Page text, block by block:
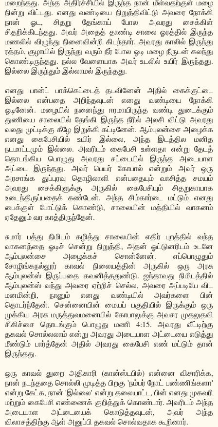
மறைந்தது. அந்த அதிர்ச்சியில் இருந்த நான் மீள்வதற்குள் மழை
நின்று விட்டது. எனது வண்டியை நிறுத்திவிட்டு அவரை நோக்கி
நான் ஓட, சிதறு தேங்காய் போல அவரது சைக்கிள்
சிதறிக்கிடந்தது. அவர் அதைத் தாண்டி சாலை ஓரத்தில் இருந்த
மணலில் விழுந்து நினைவின்றி கிடந்தார். அவரது காலில் இருந்து
ரத்தம், குழாயில் இருந்து வரும் நீர் போல ஓடி மழை நீருடன் கலந்து
கொண்டிருந்தது. நல்ல வேளையாக அவர் உடலில் உயிர் இருந்தது.
இல்லை இருந்தும் இல்லாமல் இருந்தது.
எனது பான்ட் பாக்கெட்டைத் தடவினேன் அதில் கைக்குட்டை
இல்லை என்பதை அறிந்தவுடன் எனது வண்டியை நோக்கி
ஓடினேன். மழையில் நனைந்து ஈரமாயிருந்த வண்டி துடைக்கும்
துணியை சாலையில் தேங்கி இருந்த நீரில் அலசி விட்டு அவரது
வலது முட்டிக்கு கீழே இறுக்கி கட்டினேன். ஆம்புலன்சை அழைக்க
எனது கைபேசியில் உயிர் இல்லை, அந்த இடத்தில மனித
நடமாட்டமும் இல்லை. அவரிடம் கைபேசி உள்ளதா என்று தேடத்
தொடங்கிய பொழுது அவரது சட்டையில் இருந்த அடையாள
அட்டை இருந்தது. அவர் பெயர் கோபால் என்றும் அவர் ஒரு
அரசாங்க துப்புரவு தொழிலாளி என்பதையும் வாசித்த சமயம்
அவரது சைக்கிளுக்கு அருகில் கைபேசியும் சிதறுகாயாக
உடைந்திருப்பதைக் கண்டேன். அந்த சிம்கார்டை மட்டும் எனது
பைக்குள் போட்டுக் கொண்டு, சாலையின் மத்தியில் வாகனம்
ஏதேனும் வர காத்திருந்தேன்.
சுமார் பத்து நிமிடம் கழித்து சாலையின் எதிர் புறத்தில் வந்த
வாகனத்தை ஓடிச் சென்று நிறுத்தி, அதன் ஓட்டுனரிடம் உடனே
ஆம்புலன்சை அழைக்கச் சொன்னேன். எப்பொழுதும்
சோழிங்கநல்லூர் காவல் நிலையத்தின் அருகில் ஒரு அரசு
ஆம்புலன்ஸ் இருப்பதை கவனித்ததுண்டு. ஐந்தாவது நிமிடத்தில்
ஆம்புலன்ஸ் வந்து அவரை ஏற்றிச் செல்ல, அவரை அப்படியே விட
மனமின்றி, நானும் எனது வண்டியில் அவர்களை பின்
தொடர்ந்தேன். சென்னையின் மையப் பகுதியில் இருக்கும் ஒரு
முக்கிய அரசு மருத்துவமனையில் கோபாலுக்கு அவசர முதலுதவி
சிகிச்சை தொடங்கும் பொழுது மணி 4:15. அவரது வீட்டிற்கு
தகவல் சொல்லலாம் என்று அவரது அடையாள அட்டையை எடுத்து
மீண்டும் பார்த்தேன் அதில் அவரது கைபேசி எண் மட்டும் தான்
இருந்தது.
ஒரு காவல் துறை அதிகாரி (கான்ஸ்டபில்) என்னை விசாரிக்க,
நான் நடந்ததை சொல்லி முடித்த பிறகு 'நம்பர் நோட் பண்ணிங்களா'
என்று கேட்க, நான் 'இல்லை' என்று தலையாட்ட, பின் எனது முகவரி
மற்றும் கைபேசி எண்ணைக் குறித்துக் கொண்டார். அவரிடம் அந்த
அடையாள அட்டையைக் கொடுத்தவுடன், அவர் அந்த
விலாசத்திற்கு ஆள் அனுப்பி தகவல் சொல்வதாக கூறினார்.